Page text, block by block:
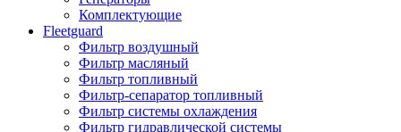
Комплектующие
Fleetguard
Фильтр воздушный
Фильтр масляный
Фильтр топливный
Фильтр-сепаратор топливный
Фильтр системы охлаждения
Фильтр гидравлической системы